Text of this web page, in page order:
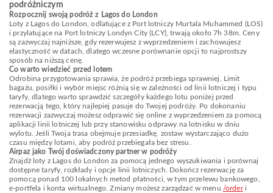
podróżniczym
Rozpocznij swoją podróż z Lagos do London
Loty z Lagos do London, odlatujące z Port lotniczy Murtala Muhammed (LOS)
i przylatujące na Port lotniczy Londyn City (LCY), trwają około 7h 38m. Ceny
są zazwyczaj najniższe, gdy rezerwujesz z wyprzedzeniem i zachowujesz
elastyczność w datach, dlatego wczesne porównanie opcji to najprostszy
sposób na niższą cenę.
Co warto wiedzieć przed lotem
Odrobina przygotowania sprawia, że podróż przebiega sprawniej. Limit
bagażu, posiłki i wybór miejsc różnią się w zależności od linii lotniczej i typu
taryfy, dlatego warto sprawdzić szczegóły każdego lotu poniżej przed
rezerwacją tego, który najlepiej pasuje do Twojej podróży. Po dokonaniu
rezerwacji zazwyczaj możesz odprawić się online z wyprzedzeniem za pomocą
aplikacji linii lotniczej lub przy stanowisku odprawy na lotnisku w dniu
wylotu. Jeśli Twoja trasa obejmuje przesiadkę, zostaw wystarczająco dużo
czasu między lotami, aby podróż przebiegała bez stresu.
Airpaz jako Twój doświadczony partner w podróży
Znajdź loty z Lagos do London za pomocą jednego wyszukiwania i porównaj
dostępne taryfy, rozkłady i opcje linii lotniczych. Dokończ rezerwację za
pomocą ponad 100 lokalnych metod płatności, w tym przelewu bankowego,
e-portfela i konta wirtualnego. Zmiany możesz zarządzać w menu /orderi